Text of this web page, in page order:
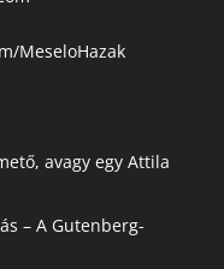
MeseloHazak
avagy egy Attila
– A Gutenberg-